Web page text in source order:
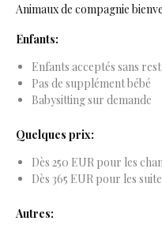
Animaux de compagnie
Enfants:
Enfants acceptés sans
Pas de supplément bébé
Babysitting sur demande
Quelques prix:
Dès 250 EUR pour les
Dès 365 EUR pour les
Autres: